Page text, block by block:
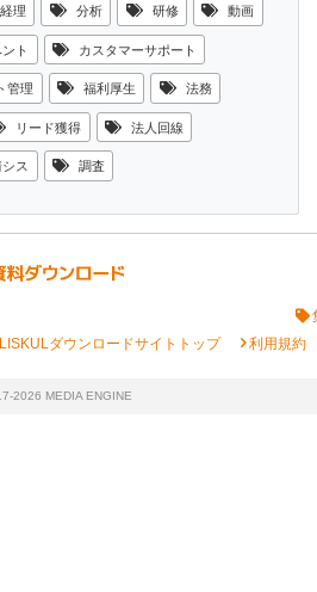
経理 分析 研修 動画
ト カスタマーサポート
管理 福利厚生 法務
リード獲得 法人回線
ス 調査
LISKULダウンロードサイトトップ chevron_right利用規約
2026 MEDIA ENGINE